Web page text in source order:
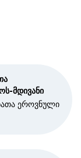
მდივანი
ეროვნული